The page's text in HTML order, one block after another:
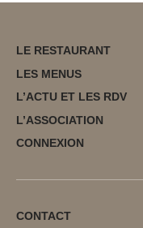
LE RESTAURANT
LES MENUS
L’ACTU ET LES RDV
L’ASSOCIATION
CONNEXION
CONTACT